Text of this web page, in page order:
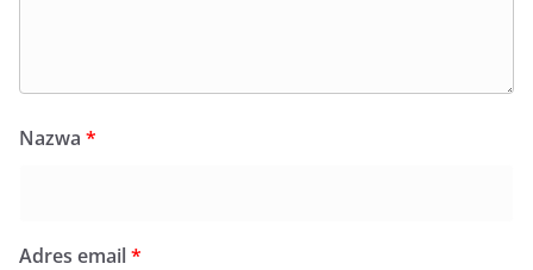
Nazwa *
Adres email*